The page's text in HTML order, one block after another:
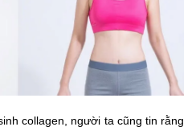
collagen, người ta cũng tin rằng